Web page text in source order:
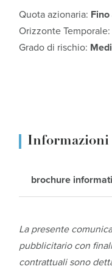
Quota azionaria:
Orizzonte Temporale:
Grado di rischio:
brochure
La presente
pubblicitario con
contrattuali sono